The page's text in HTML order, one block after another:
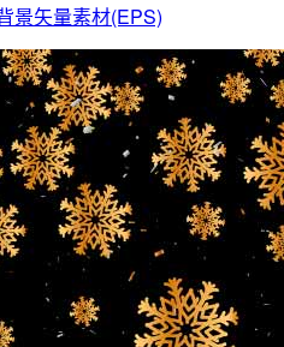
景矢量素材(EPS)